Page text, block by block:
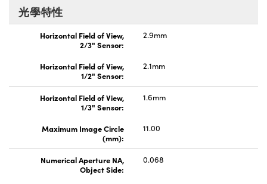
光學特性
Horizontal Field of View,
2/3" Sensor:
2.9mm
Horizontal Field of View,
1/2" Sensor:
2.1mm
Horizontal Field of View,
1/3" Sensor:
1.6mm
Maximum Image Circle
(mm):
11.00
Numerical Aperture NA,
Object Side:
0.068